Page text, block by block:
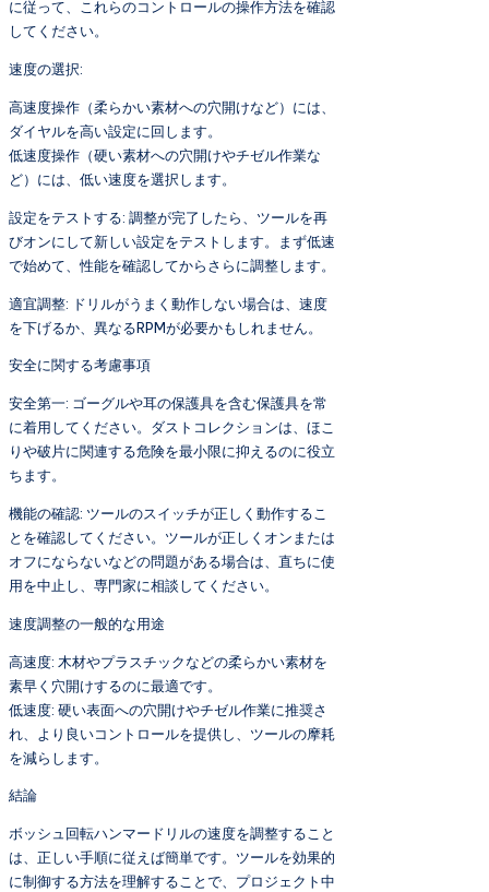
に従って、これらのコントロールの操作方法を確認
してください。
速度の選択:
高速度操作（柔らかい素材への穴開けなど）には、
ダイヤルを高い設定に回します。
低速度操作（硬い素材への穴開けやチゼル作業な
ど）には、低い速度を選択します。
設定をテストする: 調整が完了したら、ツールを再
びオンにして新しい設定をテストします。まず低速
で始めて、性能を確認してからさらに調整します。
適宜調整: ドリルがうまく動作しない場合は、速度
を下げるか、異なるRPMが必要かもしれません。
安全に関する考慮事項
安全第一: ゴーグルや耳の保護具を含む保護具を常
に着用してください。ダストコレクションは、ほこ
りや破片に関連する危険を最小限に抑えるのに役立
ちます。
機能の確認: ツールのスイッチが正しく動作するこ
とを確認してください。ツールが正しくオンまたは
オフにならないなどの問題がある場合は、直ちに使
用を中止し、専門家に相談してください。
速度調整の一般的な用途
高速度: 木材やプラスチックなどの柔らかい素材を
素早く穴開けするのに最適です。
低速度: 硬い表面への穴開けやチゼル作業に推奨さ
れ、より良いコントロールを提供し、ツールの摩耗
を減らします。
結論
ボッシュ回転ハンマードリルの速度を調整すること
は、正しい手順に従えば簡単です。ツールを効果的
に制御する方法を理解することで、プロジェクト中